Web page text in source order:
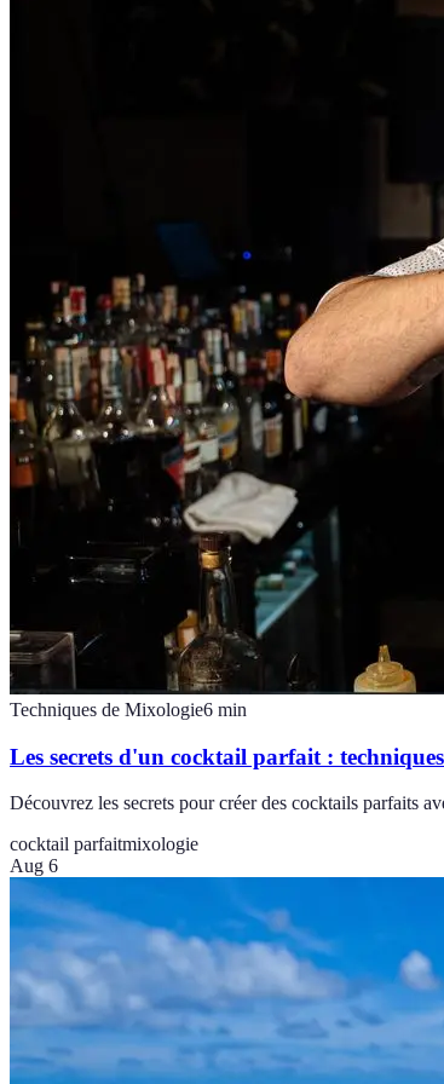
Techniques de Mixologie6 min
Les secrets d'un cocktail parfait : techniques
Découvrez les secrets pour créer des cocktails parfaits
cocktail parfaitmixologie
Aug 6